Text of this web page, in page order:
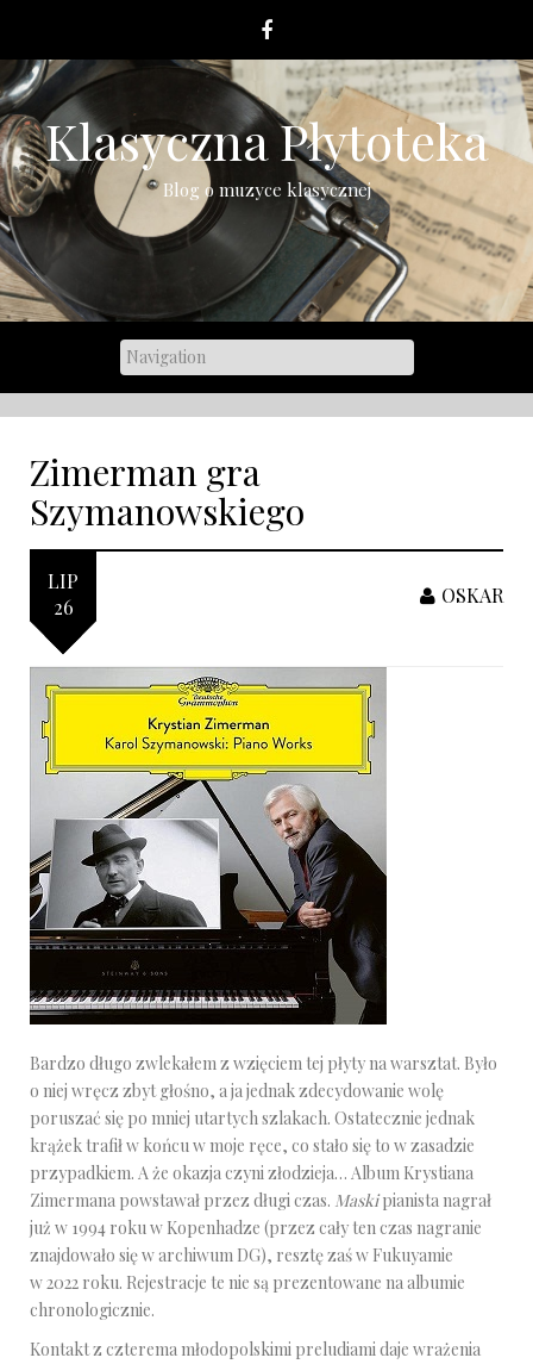
content
Klasyczna Płytoteka
Blog o muzyce klasycznej
Zimerman gra
Szymanowskiego
LIP
26
OSKAR
Bardzo długo zwlekałem z wzięciem tej płyty na warsztat. Było
o niej wręcz zbyt głośno, a ja jednak zdecydowanie wolę
poruszać się po mniej utartych szlakach. Ostatecznie jednak
krążek trafił w końcu w moje ręce, co stało się to w zasadzie
przypadkiem. A że okazja czyni złodzieja… Album Krystiana
Zimermana powstawał przez długi czas. Maskipianista nagrał
już w 1994 roku w Kopenhadze (przez cały ten czas nagranie
znajdowało się w archiwum DG), resztę zaś w Fukuyamie
w 2022 roku. Rejestracje te nie są prezentowane na albumie
chronologicznie.
Kontakt z czterema młodopolskimi preludiami daje wrażenia